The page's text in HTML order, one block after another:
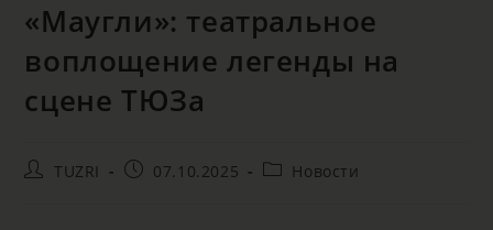
«Маугли»: театральное
воплощение легенды на
сцене ТЮЗа
TUZRI 07.10.2025 Новости